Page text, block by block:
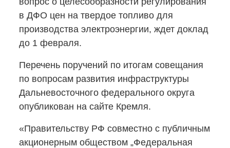
в ДФО цен на твердое топливо для
производства электроэнергии, ждет доклад
до 1 февраля.
Перечень поручений по итогам совещания
по вопросам развития инфраструктуры
Дальневосточного федерального округа
опубликован на сайте Кремля.
«Правительству РФ совместно с публичным
акционерным обществом „Федеральная